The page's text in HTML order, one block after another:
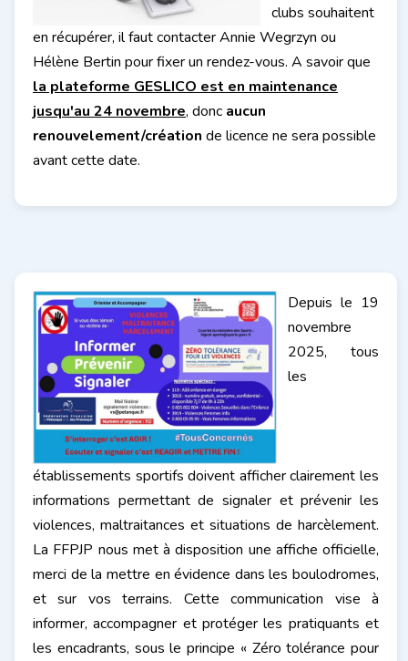
clubs souhaitent
en récupérer, il faut contacter Annie Wegrzyn ou
Hélène Bertin pour fixer un rendez-vous. A savoir que
la plateforme GESLICO est en maintenance
jusqu'au 24 novembre, donc aucun
renouvelement/création de licence ne sera possible
avant cette date.
Depuis le 19
novembre
2025, tous
les
établissements sportifs doivent afficher clairement les
informations permettant de signaler et prévenir les
violences, maltraitances et situations de harcèlement.
La FFPJP nous met à disposition une affiche officielle,
merci de la mettre en évidence dans les boulodromes,
et sur vos terrains. Cette communication vise à
informer, accompagner et protéger les pratiquants et
les encadrants, sous le principe « Zéro tolérance pour